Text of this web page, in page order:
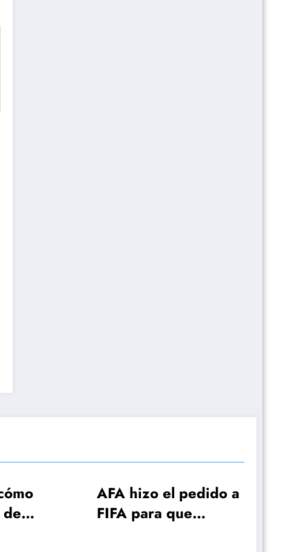
AFA hizo el pedido a
FIFA para que